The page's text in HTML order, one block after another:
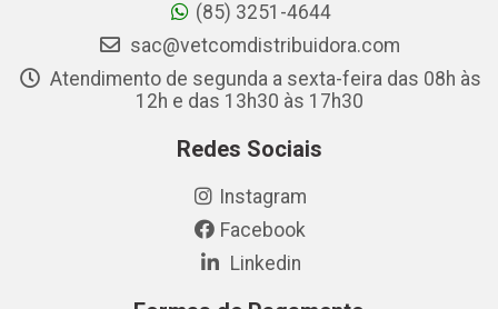
(85) 3251-4644
sac@vetcomdistribuidora.com
Atendimento de segunda a sexta-feira das 08h às
12h e das 13h30 às 17h30
Redes Sociais
Instagram
Facebook
Linkedin